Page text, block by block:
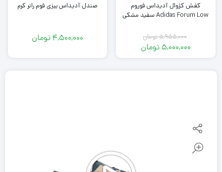
کفش کژوال آدیداس فوروم
Adidas Forum Low سفید مشکی
5,955,000تومان
قیمت5,000,000تومان
صندل آدیداس ییزی فوم رانر کرم
4,500,000 تومان